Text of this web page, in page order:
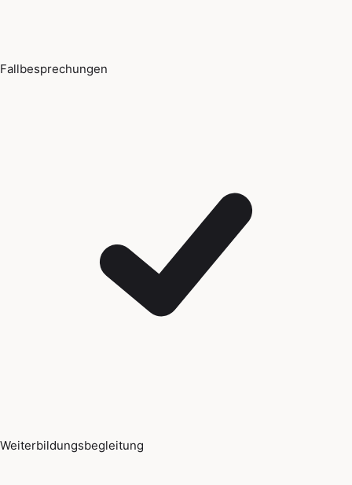
Fallbesprechungen
Weiterbildungsbegleitung